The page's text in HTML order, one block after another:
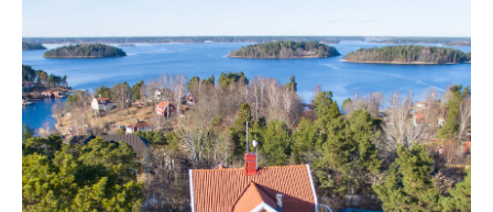
Vi befinner oss på Skarpö, strax utanför Vaxholm och hit
kommer man med bil och vägen leder hela vägen fram
till tomten. Via bilfärjorna från Vaxholm eller Stenslätten
på Värmdölandet tar man sig snabbt hit och färjorna går
med tät turtrafik, året runt. Från centrala Stockholm tar
resan med bil cirka en timma alternativt med